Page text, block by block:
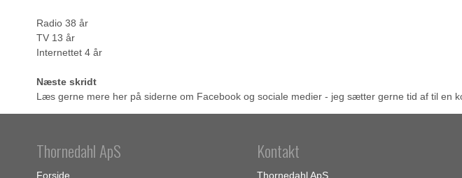
Radio 38 år
TV 13 år
Internettet 4 år
Næste skridt
Læs gerne mere her på siderne om Facebook og sociale medier - jeg sætter gerne tid af til en
Thornedahl ApS
Forside
Kontakt
Thornedahl ApS